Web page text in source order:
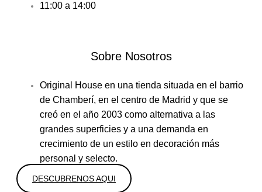
11:00 a 14:00
Sobre Nosotros
Original House en una tienda situada en el barrio
de Chamberí, en el centro de Madrid y que se
creó en el año 2003 como alternativa a las
grandes superficies y a una demanda en
crecimiento de un estilo en decoración más
personal y selecto.
DESCUBRENOS AQUI